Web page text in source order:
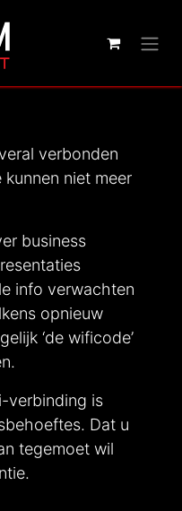
verbonden
niet meer
business
info verwachten
opnieuw
‘de wificode’
verbinding is
Dat u
tegemoet wil